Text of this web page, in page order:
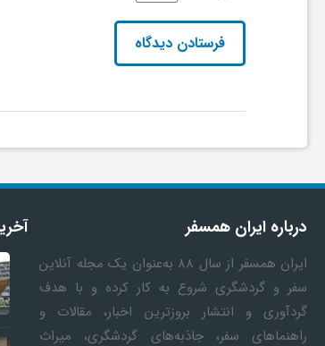
درباره ایران همسفر
ایران همسفر
از سال ۸۸ به‎‌عنوان یک مجله آنلاین
سفر و گردشگری شروع به کار کرده و با هدف
گردآوری و انتشار بروزترین اخبار، مقالات و
راهنماهای سفر، جاذبه‌های گردشگری، میراث